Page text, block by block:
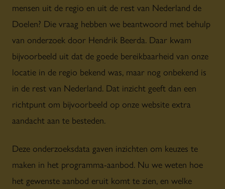
mensen uit de regio en uit de rest van Nederland de
Doelen? Die vraag hebben we beantwoord met behulp
van onderzoek door Hendrik Beerda. Daar kwam
bijvoorbeeld uit dat de goede bereikbaarheid van onze
locatie in de regio bekend was, maar nog onbekend is
in de rest van Nederland. Dat inzicht geeft dan een
richtpunt om bijvoorbeeld op onze website extra
aandacht aan te besteden.
Deze onderzoeksdata gaven inzichten om keuzes te
maken in het programma-aanbod. Nu we weten hoe
het gewenste aanbod eruit komt te zien, en welke